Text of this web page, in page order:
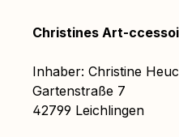
Christines Art-
Inhaber: Christine
Gartenstraße 7
42799 Leichlingen